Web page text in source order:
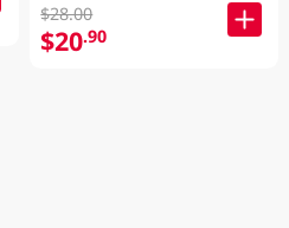
$28.00
$20.90